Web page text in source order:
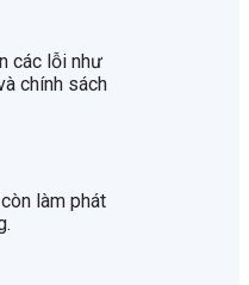
các lỗi như
chính sách
làm phát